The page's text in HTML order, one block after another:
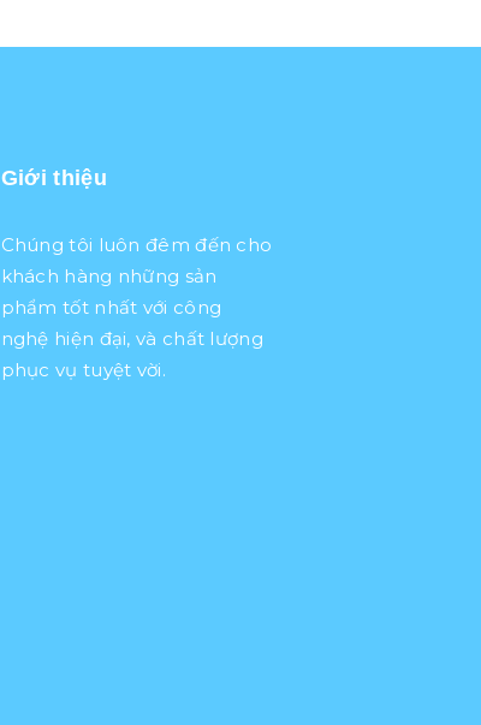
Giới thiệu
Chúng tôi luôn đêm đến cho
khách hàng những sản
phẩm tốt nhất với công
nghệ hiện đại, và chất lượng
phục vụ tuyệt vời.